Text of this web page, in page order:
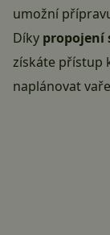
umožní
Díky propojení
získáte přístup
naplánovat